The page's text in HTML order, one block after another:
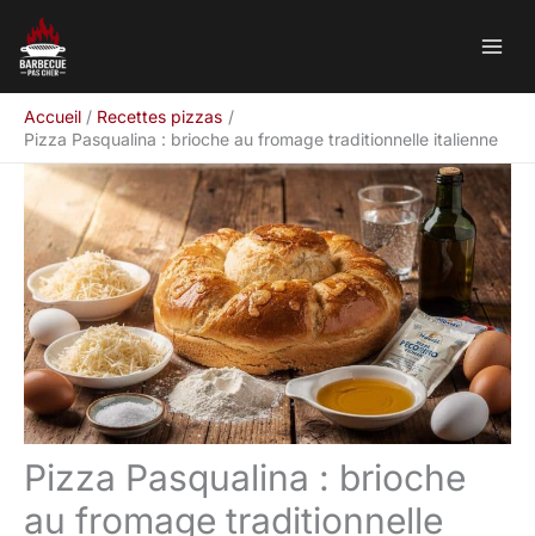
contenu
Accueil
Recettes pizzas
Pizza Pasqualina : brioche au fromage traditionnelle italienne
Pizza Pasqualina : brioche
au fromage traditionnelle
Rechercher